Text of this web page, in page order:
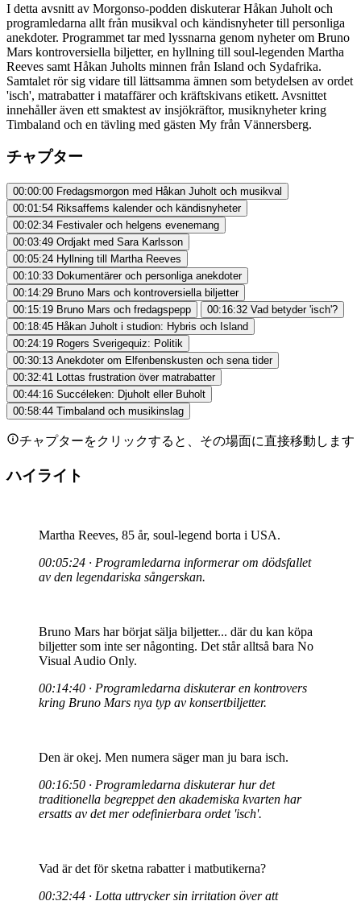
I detta avsnitt av Morgonso-podden diskuterar Håkan Juholt och
programledarna allt från musikval och kändisnyheter till personliga
anekdoter. Programmet tar med lyssnarna genom nyheter om Bruno
Mars kontroversiella biljetter, en hyllning till soul-legenden Martha
Reeves samt Håkan Juholts minnen från Island och Sydafrika.
Samtalet rör sig vidare till lättsamma ämnen som betydelsen av ordet
'isch', matrabatter i mataffärer och kräftskivans etikett. Avsnittet
innehåller även ett smaktest av insjökräftor, musiknyheter kring
Timbaland och en tävling med gästen My från Vännersberg.
チャプター
00:00:00 Fredagsmorgon med Håkan Juholt och musikval
00:01:54 Riksaffems kalender och kändisnyheter
00:02:34 Festivaler och helgens evenemang
00:03:49 Ordjakt med Sara Karlsson
00:05:24 Hyllning till Martha Reeves
00:10:33 Dokumentärer och personliga anekdoter
00:14:29 Bruno Mars och kontroversiella biljetter
00:15:19 Bruno Mars och fredagspepp 00:16:32 Vad betyder 'isch'?
00:18:45 Håkan Juholt i studion: Hybris och Island
00:24:19 Rogers Sverigequiz: Politik
00:30:13 Anekdoter om Elfenbenskusten och sena tider
00:32:41
Lottas frustration över matrabatter
00:44:16 Succéleken: Djuholt eller Buholt
00:58:44 Timbaland och musikinslag
チャプターをクリックすると、その場面に直接移動します
ハイライト
Martha Reeves, 85 år, soul-legend borta i USA.
00:05:24 · Programledarna informerar om dödsfallet
av den legendariska sångerskan.
Bruno Mars har börjat sälja biljetter... där du kan köpa
biljetter som inte ser någonting. Det står alltså bara No
Visual Audio Only.
00:14:40 · Programledarna diskuterar en kontrovers
kring Bruno Mars nya typ av konsertbiljetter.
Den är okej. Men numera säger man ju bara isch.
00:16:50 · Programledarna diskuterar hur det
traditionella begreppet den akademiska kvarten har
ersatts av det mer odefinierbara ordet 'isch'.
Vad är det för sketna rabatter i matbutikerna?
00:32:44 · Lotta uttrycker sin irritation över att